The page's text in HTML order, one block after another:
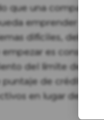
que una compañía
emprender
difíciles, debe
es
del límite de
de crédito,
en lugar de las